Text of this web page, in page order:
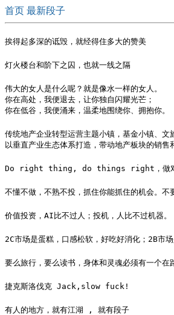
首页 最新段子
挨得起多深的诋毁，就经得住多大的赞美
灯火楼台和阶下之囚，也就一线之隔
伟大的女人是什么呢？就是像水一样的女人。
你在高处，我便退去，让你独自闪耀光芒；
你在低谷，我便涌来，温柔地围绕你、拥抱你。
传统地产企业转型运营主题小镇，基金小镇、
以垂直产业生态体系打造，带动地产板块的销
Do right thing, do things right，做对
不懂不做，不熟不投，抓住你能抓住的机会。不
价值投资，AI比不过人；投机，人比不过机器。
2C市场是蛋糕，口感松软，好吃好消化；2B市
要么旅行，要么读书，身体和灵魂必须有一个在
捷克斯洛伐克 Jack,slow fuck!
有人的地方，就有江湖 , 就有段子